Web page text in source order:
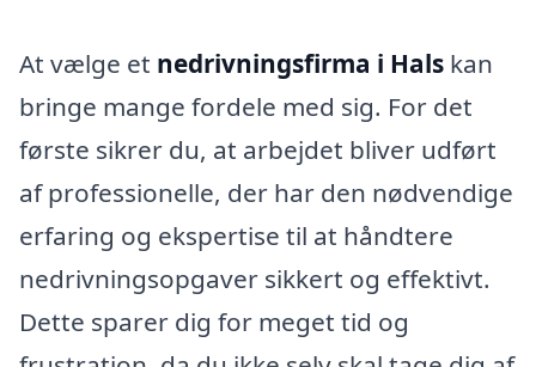
At vælge et nedrivningsfirma i Hals kan
bringe mange fordele med sig. For det
første sikrer du, at arbejdet bliver udført
af professionelle, der har den nødvendige
erfaring og ekspertise til at håndtere
nedrivningsopgaver sikkert og effektivt.
Dette sparer dig for meget tid og